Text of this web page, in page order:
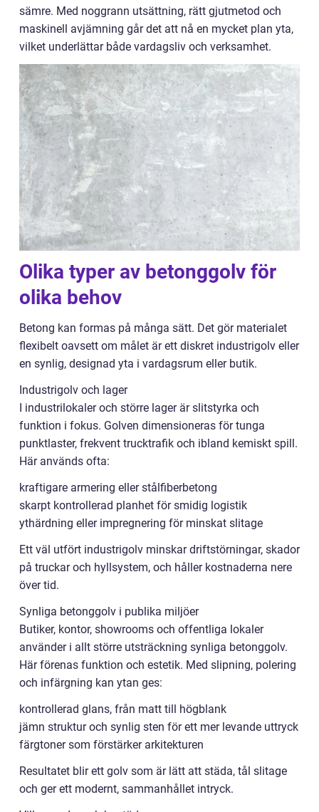
sämre. Med noggrann utsättning, rätt gjutmetod och
maskinell avjämning går det att nå en mycket plan yta,
vilket underlättar både vardagsliv och verksamhet.
Olika typer av betonggolv för
olika behov
Betong kan formas på många sätt. Det gör materialet
flexibelt oavsett om målet är ett diskret industrigolv eller
en synlig, designad yta i vardagsrum eller butik.
Industrigolv och lager
I industrilokaler och större lager är slitstyrka och
funktion i fokus. Golven dimensioneras för tunga
punktlaster, frekvent trucktrafik och ibland kemiskt spill.
Här används ofta:
kraftigare armering eller stålfiberbetong
skarpt kontrollerad planhet för smidig logistik
ythärdning eller impregnering för minskat slitage
Ett väl utfört industrigolv minskar driftstörningar, skador
på truckar och hyllsystem, och håller kostnaderna nere
över tid.
Synliga betonggolv i publika miljöer
Butiker, kontor, showrooms och offentliga lokaler
använder i allt större utsträckning synliga betonggolv.
Här förenas funktion och estetik. Med slipning, polering
och infärgning kan ytan ges:
kontrollerad glans, från matt till högblank
jämn struktur och synlig sten för ett mer levande uttryck
färgtoner som förstärker arkitekturen
Resultatet blir ett golv som är lätt att städa, tål slitage
och ger ett modernt, sammanhållet intryck.